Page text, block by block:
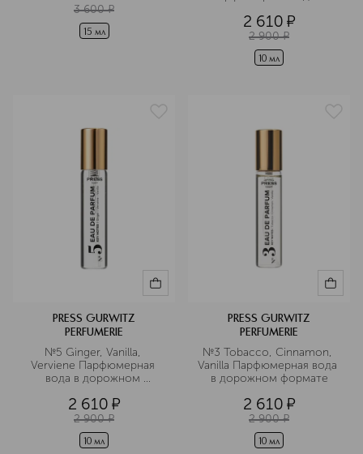
3 600 ¤
15 мл
2 610 ¤
2 900 ¤
10 мл
PRESS GURWITZ
PERFUMERIE
№5 Ginger, Vanilla,
Verviene Парфюмерная
вода в дорожном
2 610 ¤
2 900 ¤
10 мл
PRESS GURWITZ
PERFUMERIE
№3 Tobacco, Cinnamon,
Vanilla Парфюмерная вода
в дорожном формате
2 610 ¤
2 900 ¤
10 мл